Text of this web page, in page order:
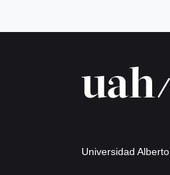
Universidad